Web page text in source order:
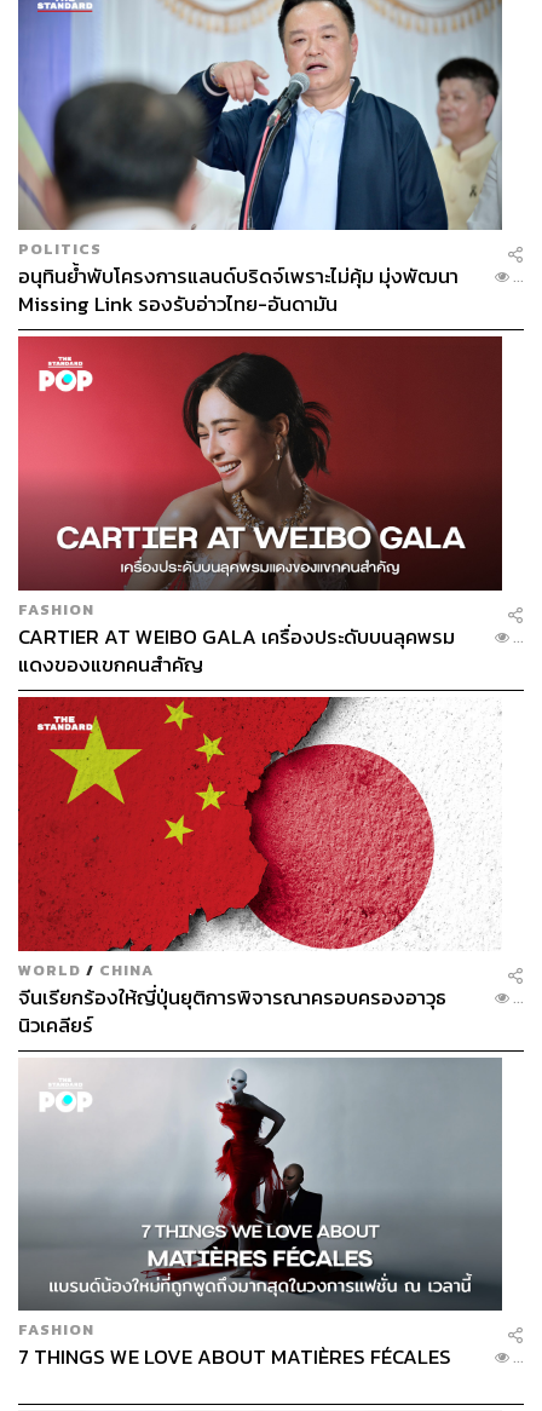
POLITICS
อนุทินย้ำพับโครงการแลนด์บริดจ์เพราะไม่คุ้ม มุ่งพัฒนา
Missing Link รองรับอ่าวไทย-อันดามัน
...
FASHION
CARTIER AT WEIBO GALA เครื่องประดับบนลุคพรม
แดงของแขกคนสำคัญ
...
WORLD / CHINA
จีนเรียกร้องให้ญี่ปุ่นยุติการพิจารณาครอบครองอาวุธ
นิวเคลียร์
...
FASHION
7 THINGS WE LOVE ABOUT MATIÈRES FÉCALES ...